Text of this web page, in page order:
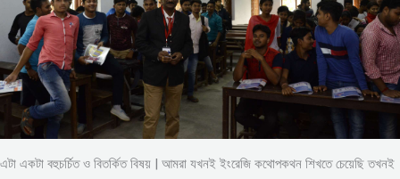
এটা একটা বহুচর্চিত ও বিতর্কিত বিষয় | আমরা যখনই ইংরেজি কথোপকথন শিখতে চেয়েছি তখনই